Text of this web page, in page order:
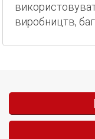
виробництв,